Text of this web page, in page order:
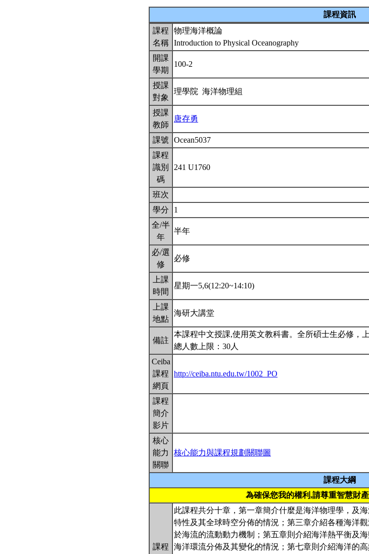
課程資訊
課程
名稱
物理海洋概論
Introduction to Physical Oceanography
開課
學期
100-2
授課
對象
理學院 海洋物理組
授課
教師
唐存勇
課號
Ocean5037
課程
識別
碼
241 U1760
班次
學分
1
全/半
年
半年
必/選
修
必修
上課
時間
星期一5,6(12:20~14:10)
上課
地點
海研大講堂
備註
本課程中文授課,使用英文教科書。全所碩士生必修，
總人數上限：30人
Ceiba
課程
網頁
http://ceiba.ntu.edu.tw/1002_PO
課程
簡介
影片
核心
能力
關聯
核心能力與課程規劃關聯圖
課程大綱
為確保您我的權利,請尊重智慧財
課程
此課程共分十章，第一章簡介什麼是海洋物理學，及
特性及其全球時空分佈的情況；第三章介紹各種海洋
於海流的流動動力機制；第五章則介紹海洋熱平衡及
海洋環流分佈及其變化的情況；第七章則介紹海洋的